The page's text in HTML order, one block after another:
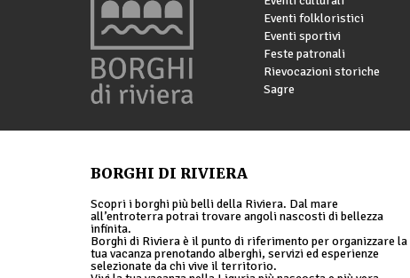
Eventi folkloristici
Eventi sportivi
Feste patronali
Rievocazioni storiche
Sagre
BORGHI DI RIVIERA
Scopri i borghi più belli della Riviera. Dal mare
all’entroterra potrai trovare angoli nascosti di bellezza
infinita.
Borghi di Riviera è il punto di riferimento per organizzare la
tua vacanza prenotando alberghi, servizi ed esperienze
selezionate da chi vive il territorio.